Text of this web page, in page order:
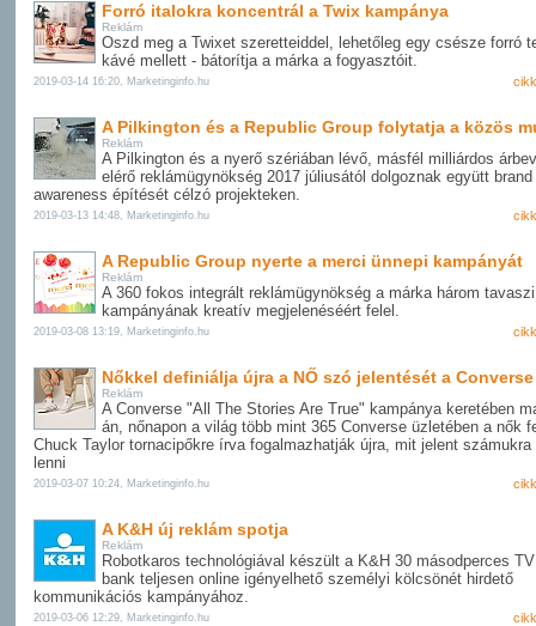
Forró italokra koncentrál a Twix kampánya
Reklám
Oszd meg a Twixet szeretteiddel, lehetőleg egy csésze forró
kávé mellett - bátorítja a márka a fogyasztóit.
2019-03-14 16:20, Marketinginfo.hu
A Pilkington és a Republic Group folytatja a közös
Reklám
A Pilkington és a nyerő szériában lévő, másfél milliárdos
elérő reklámügynökség 2017 júliusától dolgoznak együtt brand
awareness építését célzó projekteken.
2019-03-13 14:48, Marketinginfo.hu
A Republic Group nyerte a merci ünnepi kampányát
Reklám
A 360 fokos integrált reklámügynökség a márka három tavaszi
kampányának kreatív megjelenéséért felel.
2019-03-08 13:19, Marketinginfo.hu
Nőkkel definiálja újra a NŐ szó jelentését a Converse
Reklám
A Converse "All The Stories Are True" kampánya keretében
án, nőnapon a világ több mint 365 Converse üzletében a nők
Chuck Taylor tornacipőkre írva fogalmazhatják újra, mit jelent számukra
lenni
2019-03-07 10:24, Marketinginfo.hu
A K&H új reklám spotja
Reklám
Robotkaros technológiával készült a K&H 30 másodperces
bank teljesen online igényelhető személyi kölcsönét hirdető
kommunikációs kampányához.
2019-03-06 12:29, Marketinginfo.hu